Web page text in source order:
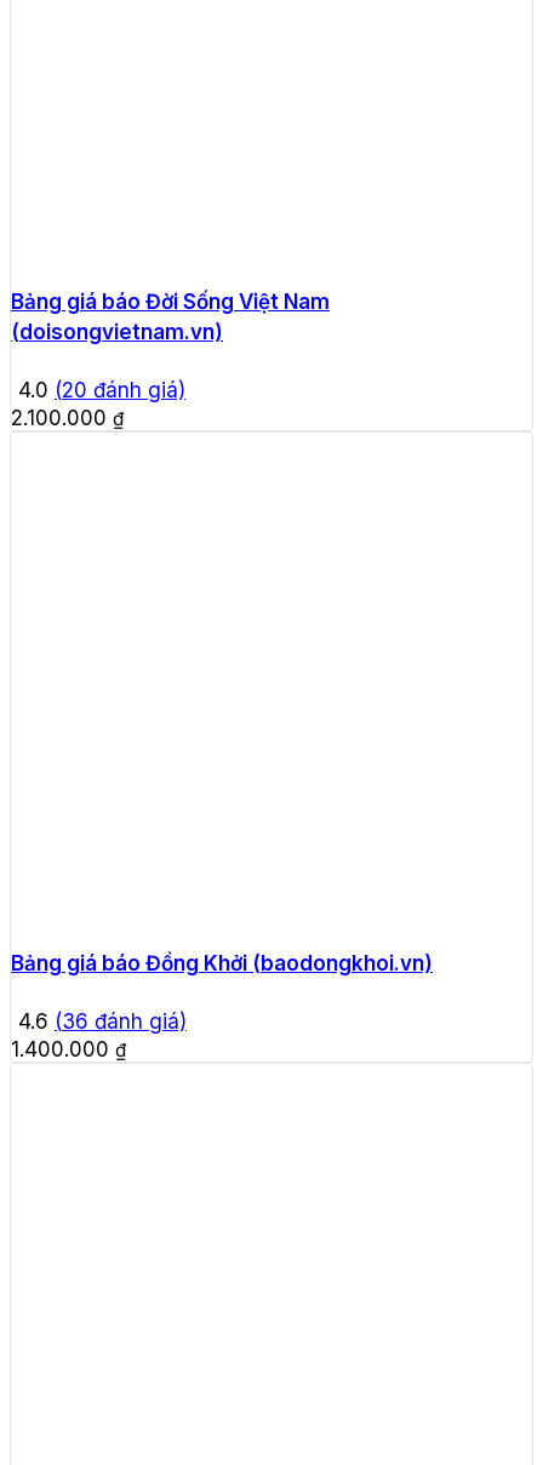
Bảng giá báo Đời Sống Việt Nam
(doisongvietnam.vn)
4.0 (20 đánh giá)
2.100.000 ₫
Bảng giá báo Đồng Khởi (baodongkhoi.vn)
4.6 (36 đánh giá)
1.400.000 ₫